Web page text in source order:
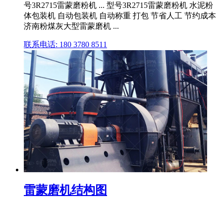
号3R2715雷蒙磨粉机 ... 型号3R2715雷蒙磨粉机 水泥粉
体包装机 自动包装机 自动称重 打包 节省人工 节约成本
济南粉煤灰大型雷蒙磨机 ...
联系电话: 180 3780 8511
雷蒙磨机结构图